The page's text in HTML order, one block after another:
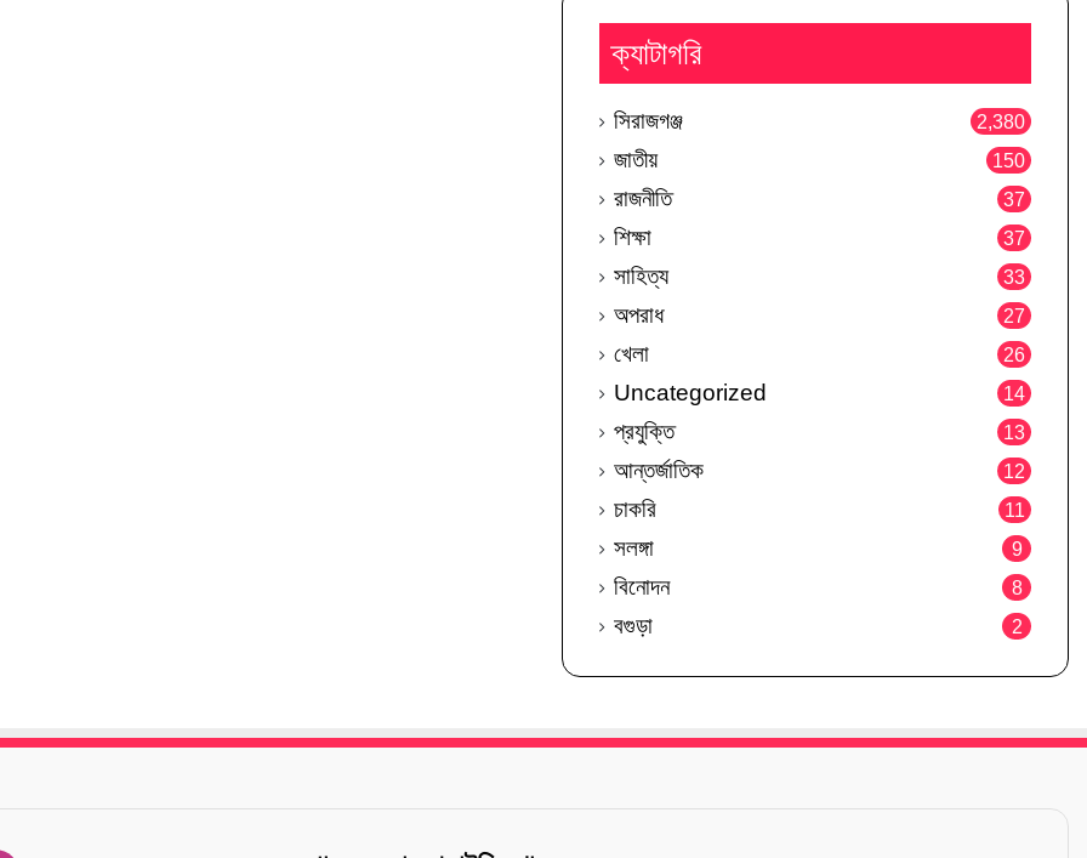
ক্যাটাগরি
সিরাজগঞ্জ 2,380
জাতীয় 150
রাজনীতি 37
শিক্ষা 37
সাহিত্য 33
অপরাধ 27
খেলা 26
Uncategorized 14
প্রযুক্তি 13
আন্তর্জাতিক 12
চাকরি 11
সলঙ্গা 9
বিনোদন 8
বগুড়া 2